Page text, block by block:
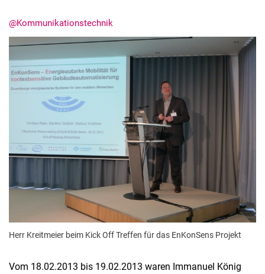
Termine
Aktuelles
Veranstaltungen
@Kommunikationstechnik
Herr Kreitmeier beim Kick Off Treffen für das EnKonSens Projekt
Vom 18.02.2013 bis 19.02.2013 waren Immanuel König